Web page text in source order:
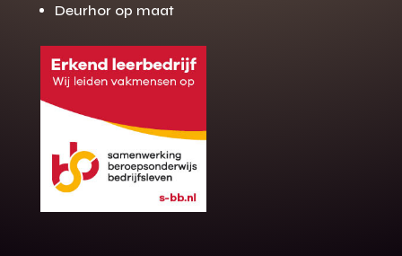
Gratis offerte
op maat?
Binnen 24 uur jouw gratis offerte
10 jaar garantie op de montage
Deurhor op maat